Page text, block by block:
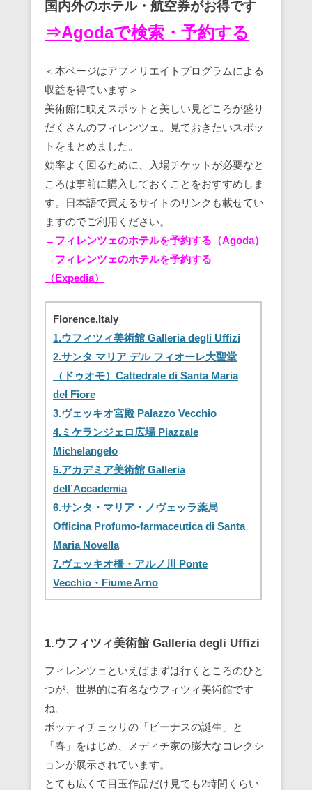
国内外のホテル・航空券がお得です
⇒Agodaで検索・予約する
＜本ページはアフィリエイトプログラムによる
収益を得ています＞
美術館に映えスポットと美しい見どころが盛り
だくさんのフィレンツェ。見ておきたいスポッ
トをまとめました。
効率よく回るために、入場チケットが必要なと
ころは事前に購入しておくことをおすすめしま
す。日本語で買えるサイトのリンクも載せてい
ますのでご利用ください。
→フィレンツェのホテルを予約する（Agoda）
→フィレンツェのホテルを予約する
（Expedia）
Florence,Italy
1.ウフィツィ美術館 Galleria degli Uffizi
2.サンタ マリア デル フィオーレ大聖堂
（ドゥオモ）Cattedrale di Santa Maria
del Fiore
3.ヴェッキオ宮殿 Palazzo Vecchio
4.ミケランジェロ広場 Piazzale
Michelangelo
5.アカデミア美術館 Galleria
dell’Accademia
6.サンタ・マリア・ノヴェッラ薬局
Officina Profumo-farmaceutica di Santa
Maria Novella
7.ヴェッキオ橋・アルノ川 Ponte
Vecchio・Fiume Arno
1.ウフィツィ美術館 Galleria degli Uffizi
フィレンツェといえばまずは行くところのひと
つが、世界的に有名なウフィツィ美術館です
ね。
ボッティチェッリの「ビーナスの誕生」と
「春」をはじめ、メディチ家の膨大なコレクシ
ョンが展示されています。
とても広くて目玉作品だけ見ても2時間くらい